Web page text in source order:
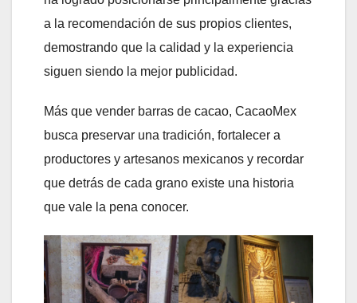
a la recomendación de sus propios clientes,
demostrando que la calidad y la experiencia
siguen siendo la mejor publicidad.
Más que vender barras de cacao, CacaoMex
busca preservar una tradición, fortalecer a
productores y artesanos mexicanos y recordar
que detrás de cada grano existe una historia
que vale la pena conocer.